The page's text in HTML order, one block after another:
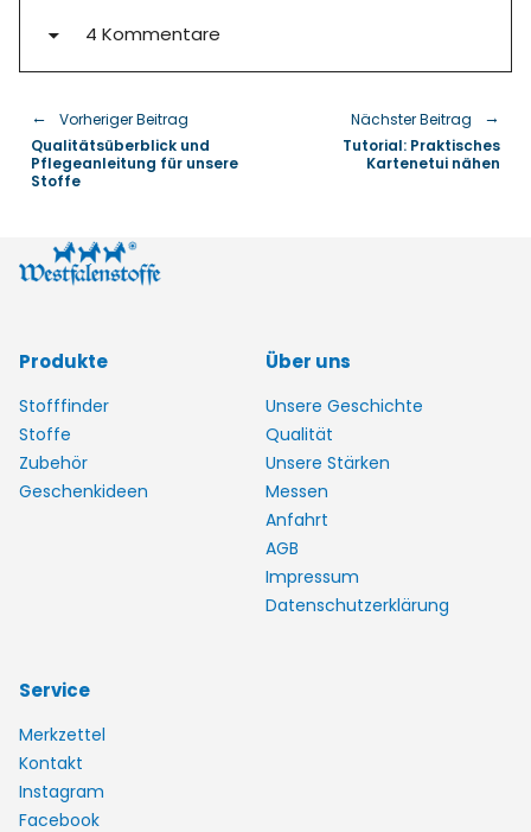
4 Kommentare
Vorheriger Beitrag
Qualitätsüberblick und
Pflegeanleitung für unsere
Stoffe
Nächster Beitrag
Tutorial: Praktisches
Kartenetui nähen
Produkte
Stofffinder
Stoffe
Zubehör
Geschenkideen
Über uns
Unsere Geschichte
Qualität
Unsere Stärken
Messen
Anfahrt
AGB
Impressum
Datenschutzerklärung
Service
Merkzettel
Kontakt
Instagram
Facebook